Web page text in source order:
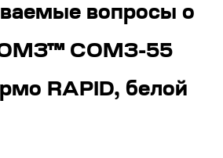
вопросы о
СОМЗ-55
RAPID, белой